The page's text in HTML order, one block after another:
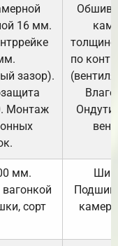
16 мм.
зазор).
Монтаж
по
мм.
сорт